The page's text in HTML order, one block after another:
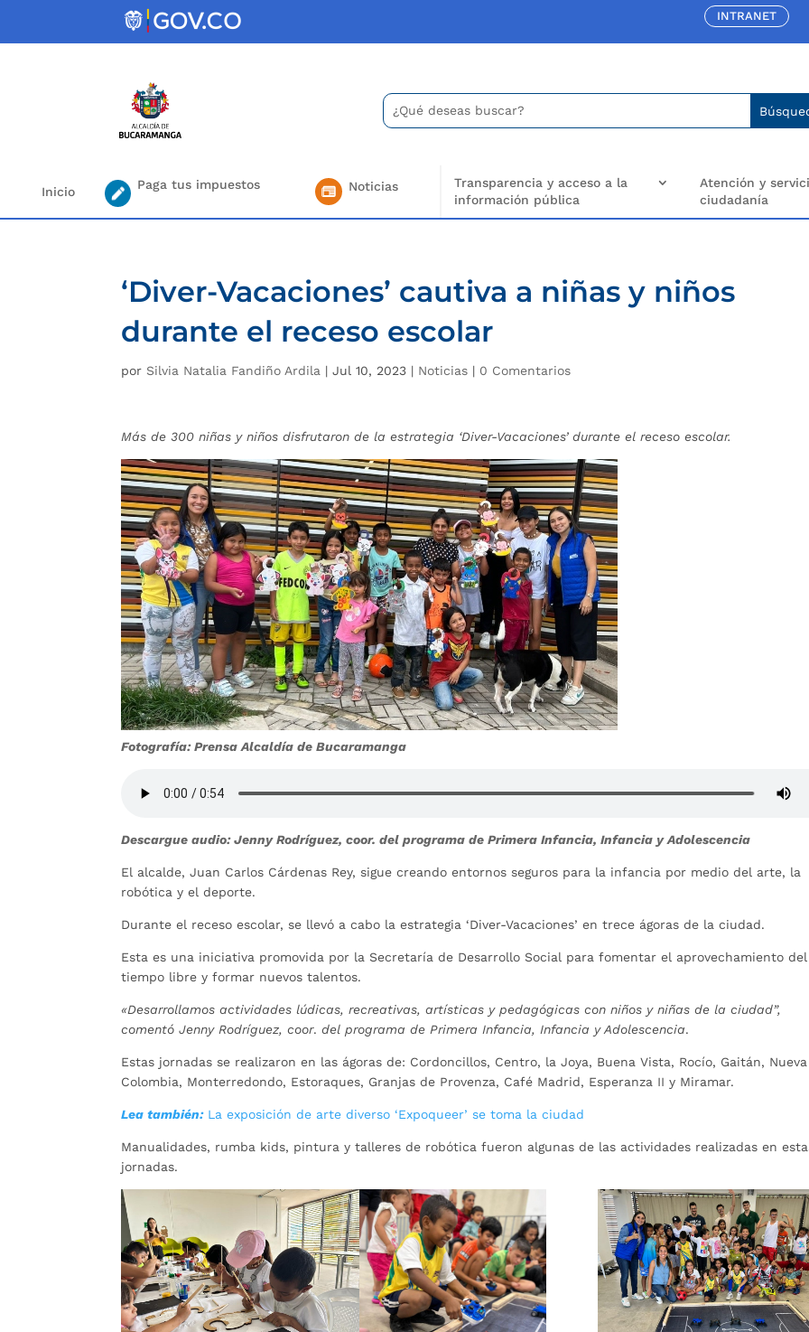
INTRANET
Buscar:
Search
for...
Inicio Paga tus impuestos Noticias
Transparencia y acceso a la
información pública
Atención y
ciudadanía
‘Diver-Vacaciones’ cautiva a niñas y niños
durante el receso escolar
por Silvia Natalia Fandiño Ardila |Jul 10, 2023 | Noticias | 0 Comentarios
Más de 300 niñas y niños disfrutaron de la estrategia ‘Diver-Vacaciones’ durante el receso escolar.
Fotografía: Prensa Alcaldía de Bucaramanga
Descargue audio: Jenny Rodríguez, coor. del programa de Primera Infancia, Infancia y Adolescencia
El alcalde, Juan Carlos Cárdenas Rey, sigue creando entornos seguros para la infancia por medio del arte, la
robótica y el deporte.
Durante el receso escolar, se llevó a cabo la estrategia ‘Diver-Vacaciones’ en trece ágoras de la ciudad.
Esta es una iniciativa promovida por la Secretaría de Desarrollo Social para fomentar el aprovechamiento del
tiempo libre y formar nuevos talentos.
«Desarrollamos actividades lúdicas, recreativas, artísticas y pedagógicas con niños y niñas de la ciudad”,
comentó Jenny Rodríguez, coor. del programa de Primera Infancia, Infancia y Adolescencia.
Estas jornadas se realizaron en las ágoras de: Cordoncillos, Centro, la Joya, Buena Vista, Rocío, Gaitán, Nueva
Colombia, Monterredondo, Estoraques, Granjas de Provenza, Café Madrid, Esperanza II y Miramar.
Lea también:La exposición de arte diverso ‘Expoqueer’ se toma la ciudad
Manualidades, rumba kids, pintura y talleres de robótica fueron algunas de las actividades realizadas en
jornadas.